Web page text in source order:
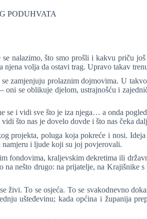
PODUHVATA
nalazimo, što smo prošli i kakvu priču
volja da ostavi trag. Upravo takav
zamjenjuju prolaznim dojmovima. U
se oblikuje djelom, ustrajnošću i
i vidi sve što je iza njega… a onda
što nas je dovelo dovde i što nas čeka
projekta, poluga koja pokreće i nosi.
namjeru i ljude koji su joj povjerovali.
fondovima, kraljevskim dekretima ili
nešto drugo: na prijatelje, na
To se osjeća. To se svakodnevno
ušteđevinu; kada općina i županija